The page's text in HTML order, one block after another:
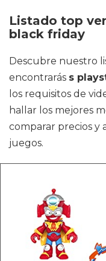
Listado top
black friday
Descubre nuestro
encontrarás s
los requisitos de
hallar los mejores
comparar precios y
juegos.